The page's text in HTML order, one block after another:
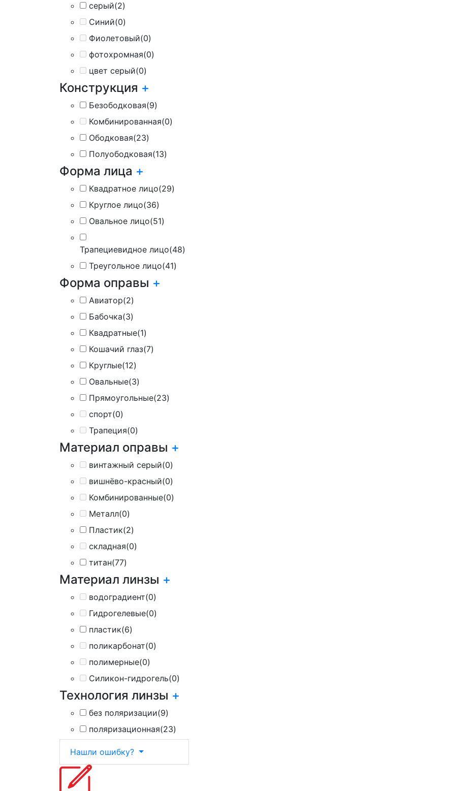
серый(2)
Синий(0)
Фиолетовый(0)
фотохромная(0)
цвет серый(0)
Конструкция +
Безободковая(9)
Комбинированная(0)
Ободковая(23)
Полуободковая(13)
Форма лица +
Квадратное лицо(29)
Круглое лицо(36)
Овальное лицо(51)
Трапециевидное лицо(48)
Треугольное лицо(41)
Форма оправы +
Авиатор(2)
Бабочка(3)
Квадратные(1)
Кошачий глаз(7)
Круглые(12)
Овальные(3)
Прямоугольные(23)
спорт(0)
Трапеция(0)
Материал оправы +
винтажный серый(0)
вишнёво-красный(0)
Комбинированные(0)
Металл(0)
Пластик(2)
складная(0)
титан(77)
Материал линзы +
водоградиент(0)
Гидрогелевые(0)
пластик(6)
поликарбонат(0)
полимерные(0)
Силикон-гидрогель(0)
Технология линзы +
без поляризации(9)
поляризационная(23)
Нашли ошибку?